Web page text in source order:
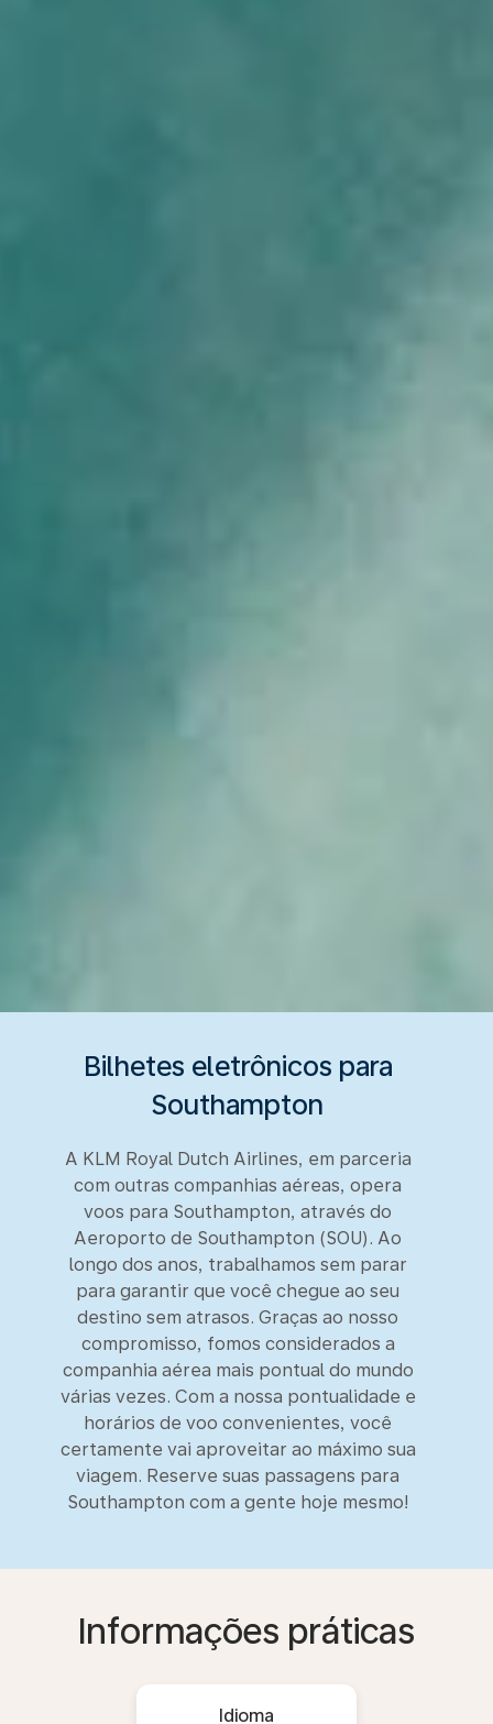
Bilhetes eletrônicos para
Southampton
A KLM Royal Dutch Airlines, em parceria
com outras companhias aéreas, opera
voos para Southampton, através do
Aeroporto de Southampton (SOU). Ao
longo dos anos, trabalhamos sem parar
para garantir que você chegue ao seu
destino sem atrasos. Graças ao nosso
compromisso, fomos considerados a
companhia aérea mais pontual do mundo
várias vezes. Com a nossa pontualidade e
horários de voo convenientes, você
certamente vai aproveitar ao máximo sua
viagem. Reserve suas passagens para
Southampton com a gente hoje mesmo!
Informações práticas
Idioma